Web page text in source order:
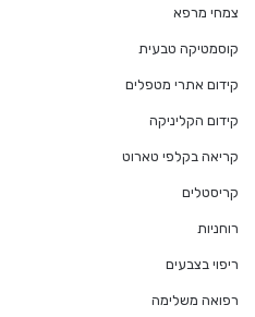
צמחי מרפא
קוסמטיקה טבעית
קידום אתרי מטפלים
קידום הקליניקה
קריאה בקלפי טארוט
קריסטלים
רוחניות
ריפוי בצבעים
רפואה משלימה